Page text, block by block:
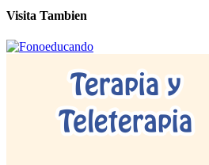
Visita Tambien